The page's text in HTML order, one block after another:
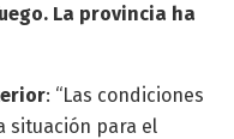
La provincia ha
: “Las condiciones
situación para el